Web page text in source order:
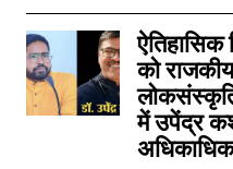
रफीगंज में वज्रपात का कहर, 2 सगे
September 22, 2022
In "औरंगाबाद"
ऐतिहासिक
को राजकीय
में उपेंद्र